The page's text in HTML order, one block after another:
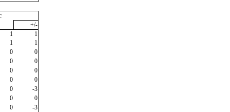
+/-
1
1
1
1
0
0
0
0
0
0
0
0
0
-3
0
0
0
-3